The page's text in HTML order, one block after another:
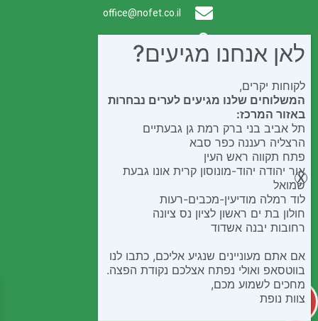
office@nofet.co.il
לאן אנחנו מגיעים?
לקוחות יקרים,
המשלוחים שלנו מגיעים לערים נבחרות
באזור המרכז:
תל אביב בני ברק רמת גן גבעתיים
הרצליה רעננה כפר סבא
פתח תקווה ראש העין
אור יהודה יהוד-מונוסון קרית אונו גבעת
שמואל
לוד רמלה מודיעין-מכבים-רעות
חולון בת ים ראשון לציון נס ציונה
רחובות יבנה אשדוד
אם אתם מעוניינים שנגיע אליכם, כתבו לנו
בווטסאפ ואולי נפתח אצלכם נקודת הפצה.
מחכים לשמוע מכם,
צוות נופת